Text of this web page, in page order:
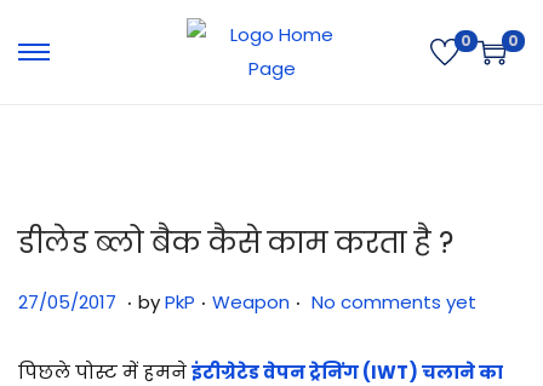
0 0
डीलेड ब्लो बैक कैसे काम करता है ?
Posted on
27/05/2017 3
/
. byPkP . Posted in
Weapon . No comments yet
पिछले पोस्ट में हमनेइंटीग्रेटेड वेपन ट्रेनिंग (IWT) चलाने का